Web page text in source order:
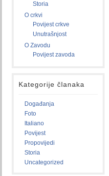
Storia
O crkvi
Povijest crkve
Unutrašnjost
O Zavodu
Povijest zavoda
Kategorije članaka
Događanja
Foto
Italiano
Povijest
Propovijedi
Storia
Uncategorized